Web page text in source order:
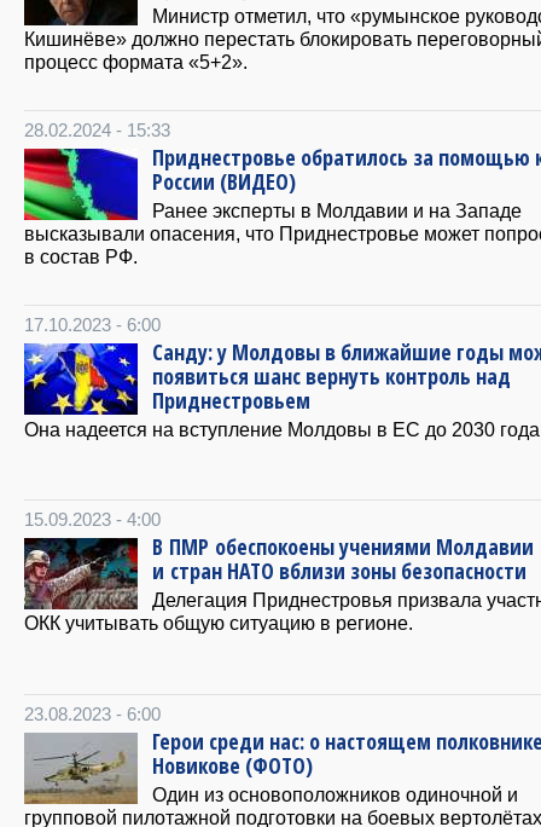
Министр отметил, что «румынское
Кишинёве» должно перестать блокировать
процесс формата «5+2».
28.02.2024 - 15:33
Приднестровье обратилось за помощью
России (ВИДЕО)
Ранее эксперты в Молдавии и на Западе
высказывали опасения, что Приднестровье может
в состав РФ.
17.10.2023 - 6:00
Санду: у Молдовы в ближайшие годы
появиться шанс вернуть контроль над
Приднестровьем
Она надеется на вступление Молдовы в ЕС до 2030
15.09.2023 - 4:00
В ПМР обеспокоены учениями Молдавии
и стран НАТО вблизи зоны безопасности
Делегация Приднестровья призвала
ОКК учитывать общую ситуацию в регионе.
23.08.2023 - 6:00
Герои среди нас: о настоящем
Новикове (ФОТО)
Один из основоположников одиночной и
групповой пилотажной подготовки на боевых